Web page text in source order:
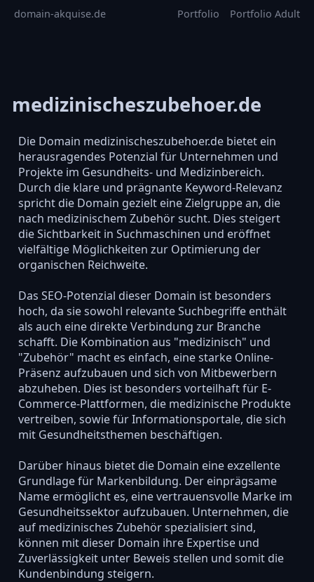
domain-akquise.de Portfolio Portfolio Adult
medizinischeszubehoer.de
Die Domain medizinischeszubehoer.de bietet ein
herausragendes Potenzial für Unternehmen und
Projekte im Gesundheits- und Medizinbereich.
Durch die klare und prägnante Keyword-Relevanz
spricht die Domain gezielt eine Zielgruppe an, die
nach medizinischem Zubehör sucht. Dies steigert
die Sichtbarkeit in Suchmaschinen und eröffnet
vielfältige Möglichkeiten zur Optimierung der
organischen Reichweite.
Das SEO-Potenzial dieser Domain ist besonders
hoch, da sie sowohl relevante Suchbegriffe enthält
als auch eine direkte Verbindung zur Branche
schafft. Die Kombination aus "medizinisch" und
"Zubehör" macht es einfach, eine starke Online-
Präsenz aufzubauen und sich von Mitbewerbern
abzuheben. Dies ist besonders vorteilhaft für E-
Commerce-Plattformen, die medizinische Produkte
vertreiben, sowie für Informationsportale, die sich
mit Gesundheitsthemen beschäftigen.
Darüber hinaus bietet die Domain eine exzellente
Grundlage für Markenbildung. Der einprägsame
Name ermöglicht es, eine vertrauensvolle Marke im
Gesundheitssektor aufzubauen. Unternehmen, die
auf medizinisches Zubehör spezialisiert sind,
können mit dieser Domain ihre Expertise und
Zuverlässigkeit unter Beweis stellen und somit die
Kundenbindung steigern.